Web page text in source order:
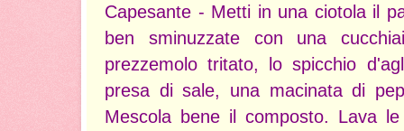
Capesante - Metti in una ciotola il
ben sminuzzate con una
prezzemolo tritato, lo spicchio
presa di sale, una macinata di
Mescola bene il composto. Lava